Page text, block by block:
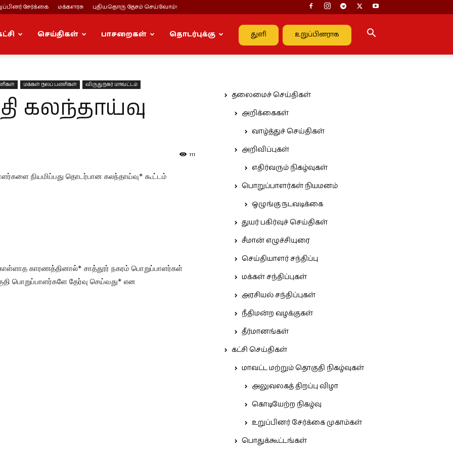
சேர்க்கை மக்களரசு புதியதொரு தேசம் செய்வோம்!
துளி உறுப்பினராக
செய்திகள் பாசறைகள் தொடர்புக்கு
மக்கள் நலப் பணிகள் விருதுநகர் மாவட்டம்
கலந்தாய்வு
111
நியமிப்பது தொடர்பான கலந்தாய்வு* கூட்டம்
காரணத்தினால்* சாத்தூர் நகரம் பொறுப்பாளர்கள்
பொறுப்பாளர்களே தேர்வு செய்வது* என
தலைமைச் செய்திகள்
அறிக்கைகள்
வாழ்த்துச் செய்திகள்
அறிவிப்புகள்
எதிர்வரும் நிகழ்வுகள்
பொறுப்பாளர்கள் நியமனம்
ஒழுங்கு நடவடிக்கை
துயர் பகிர்வுச் செய்திகள்
சீமான் எழுச்சியுரை
செய்தியாளர் சந்திப்பு
மக்கள் சந்திப்புகள்
அரசியல் சந்திப்புகள்
நீதிமன்ற வழக்குகள்
தீர்மானங்கள்
கட்சி செய்திகள்
மாவட்ட மற்றும் தொகுதி நிகழ்வுகள்
அலுவலகத் திறப்பு விழா
கொடியேற்ற நிகழ்வு
உறுப்பினர் சேர்க்கை முகாம்கள்
பொதுக்கூட்டங்கள்